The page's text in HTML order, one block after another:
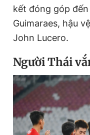
kết đóng góp
Guimaraes, hậu
John Lucero.
Người Thái